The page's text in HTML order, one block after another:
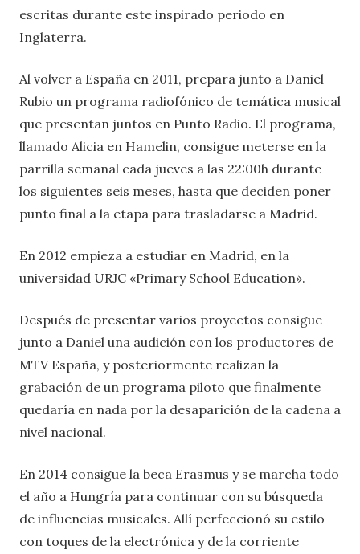
escritas durante este inspirado periodo en
Inglaterra.
Al volver a España en 2011, prepara junto a Daniel
Rubio un programa radiofónico de temática musical
que presentan juntos en Punto Radio. El programa,
llamado Alicia en Hamelin, consigue meterse en la
parrilla semanal cada jueves a las 22:00h durante
los siguientes seis meses, hasta que deciden poner
punto final a la etapa para trasladarse a Madrid.
En 2012 empieza a estudiar en Madrid, en la
universidad URJC «Primary School Education».
Después de presentar varios proyectos consigue
junto a Daniel una audición con los productores de
MTV España, y posteriormente realizan la
grabación de un programa piloto que finalmente
quedaría en nada por la desaparición de la cadena a
nivel nacional.
En 2014 consigue la beca Erasmus y se marcha todo
el año a Hungría para continuar con su búsqueda
de influencias musicales. Allí perfeccionó su estilo
con toques de la electrónica y de la corriente